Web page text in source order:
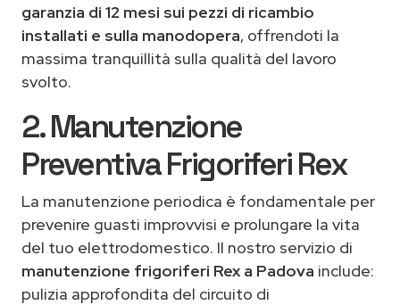
garanzia di 12 mesi sui pezzi di ricambio
installati e sulla manodopera, offrendoti la
massima tranquillità sulla qualità del lavoro
svolto.
2. Manutenzione
Preventiva Frigoriferi Rex
La manutenzione periodica è fondamentale per
prevenire guasti improvvisi e prolungare la vita
del tuo elettrodomestico. Il nostro servizio di
manutenzione frigoriferi Rex a Padova include:
pulizia approfondita del circuito di